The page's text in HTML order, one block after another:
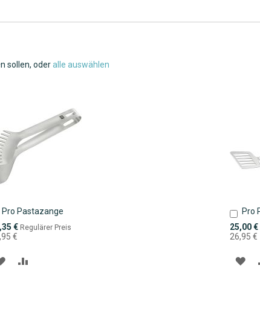
sollen, oderalle auswählen
Pro Pastazange
€ Regulärer Preis
€
In
den
Warenkorb
ZUR
Pro
25,00 €
26,95 €
In
den